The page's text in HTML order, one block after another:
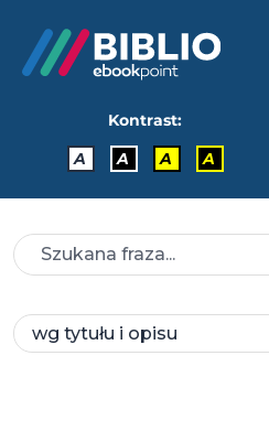
Kontrast:
A
A A A